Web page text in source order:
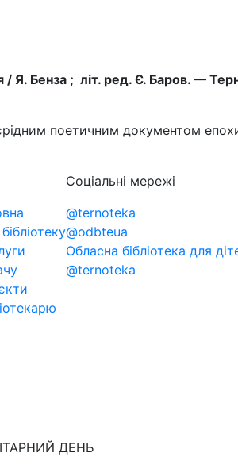
Я. Бенза ; літ. ред. Є. Баров. —
поетичним документом
Соціальні мережі
@ternoteka
@odbteua
Обласна бібліотека для
@ternoteka
ДЕНЬ